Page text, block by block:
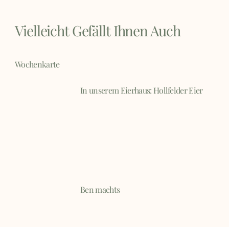
Vielleicht Gefällt Ihnen Auch
Wochenkarte
In unserem Eierhaus: Hollfelder Eier
Ben machts